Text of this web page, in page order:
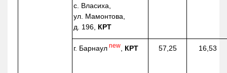
с. Власиха,
ул. Мамонтова,
д. 196, КРТ
г. Барнаул new КРТ 57,25 16,53